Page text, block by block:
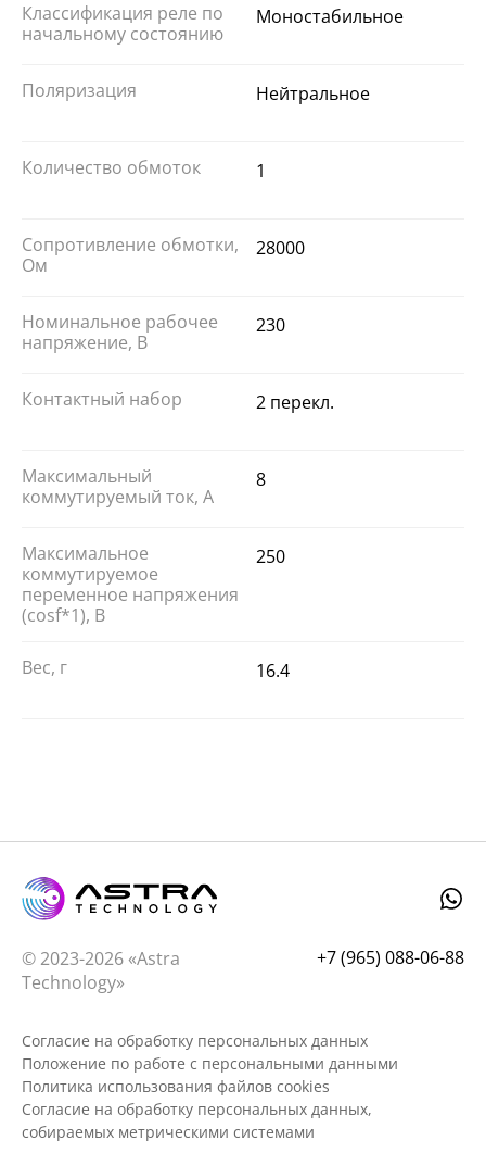
Классификация реле по
начальному состоянию
Моностабильное
Поляризация Нейтральное
Количество обмоток 1
Сопротивление обмотки,
Ом
28000
Номинальное рабочее
напряжение, В
230
Контактный набор 2 перекл.
Максимальный
коммутируемый ток, А
8
Максимальное
коммутируемое
переменное напряжения
(cosf*1), В
250
Вес, г 16.4
© 2023-2026 «Astra
Technology»
+7 (965) 088-06-88
Согласие на обработку персональных данных
Положение по работе с персональными данными
Политика использования файлов cookies
Согласие на обработку персональных данных,
собираемых метрическими системами